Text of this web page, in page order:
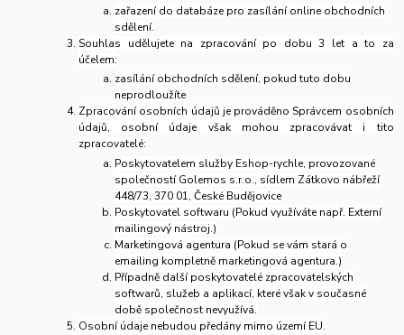
zařazení do databáze pro zasílání online obchodních
sdělení.
Souhlas udělujete na zpracování po dobu 3 let a to za
účelem:
zasílání obchodních sdělení, pokud tuto dobu
neprodloužíte
Zpracování osobních údajů je prováděno Správcem osobních
údajů, osobní údaje však mohou zpracovávat i tito
zpracovatelé:
Poskytovatelem služby Eshop-rychle, provozované
společností Golemos s.r.o., sídlem Zátkovo nábřeží
448/73, 370 01, České Budějovice
Poskytovatel softwaru (Pokud využíváte např. Externí
mailingový nástroj.)
Marketingová agentura (Pokud se vám stará o
emailing kompletně marketingová agentura.)
Případně další poskytovatelé zpracovatelských
softwarů, služeb a aplikací, které však v současné
době společnost nevyužívá.
Osobní údaje nebudou předány mimo území EU.